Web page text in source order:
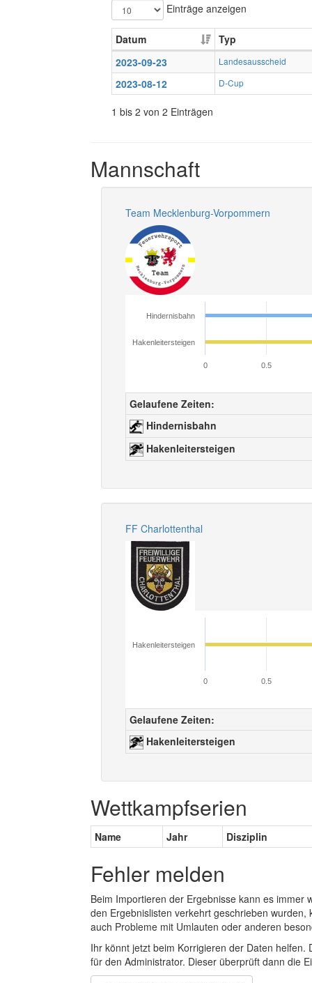
Einträge anzeigen
Datum
Typ
2023-09-23
Landesausscheid
2023-08-12 D-Cup
1 bis 2 von 2 Einträgen
Mannschaft
Team Mecklenburg-Vorpommern
Hindernisbahn
Hakenleitersteigen
0 0.5
Gelaufene Zeiten:
Hindernisbahn
Hakenleitersteigen
FF Charlottenthal
Hakenleitersteigen
0 0.5
Gelaufene Zeiten:
Hakenleitersteigen
Wettkampfserien
Name Jahr Disziplin
Fehler melden
Beim Importieren der Ergebnisse kann es
den Ergebnislisten verkehrt geschrieben
auch Probleme mit Umlauten oder anderen
Ihr könnt jetzt beim Korrigieren der Daten
für den Administrator. Dieser überprüft dann die